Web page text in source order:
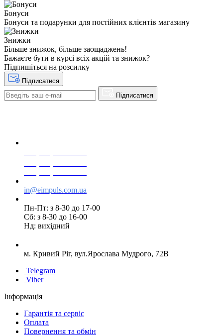
Бонуси
Бонуси та подарунки для постійних клієнтів магазину
Знижки
Більше знижок, більше заощаджень!
Бажаєте бути в курсі всіх акцій та знижок?
Підпишіться на розсилку
Підписатися
Підписатися
in@eimpuls.com.ua
Пн-Пт: з 8-30 до 17-00
Сб: з 8-30 до 16-00
Нд: вихідний
м. Кривий Ріг, вул.Ярослава Мудрого, 72В
Telegram
Viber
Інформація
Гарантія та сервіс
Оплата
Повернення та обмін